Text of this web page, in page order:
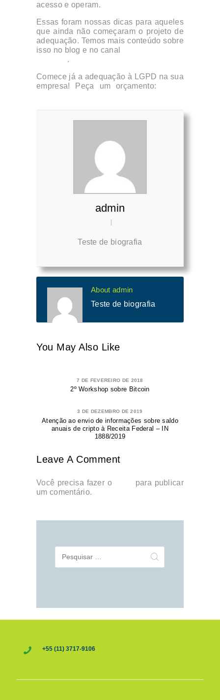
acesso e operam.
Essas foram nossas dicas para aqueles
que ainda não começaram o projeto de
adequação. Temos mais conteúdo sobre
isso no blog e no canal
.
Comece já a adequação à LGPD na sua
empresa! Peça um orçamento:
admin
|
Teste de biografia
About admin
Teste de biografia
You May Also Like
7 DE FEVEREIRO DE 2018
2º Workshop sobre Bitcoin
3 DE DEZEMBRO DE 2019
Atenção ao envio de informações sobre saldo
anuais de cripto à Receita Federal – IN
1888/2019
Leave A Comment
Você precisa fazer o
para publicar
um comentário.
por:
+55 (11) 3717-9106